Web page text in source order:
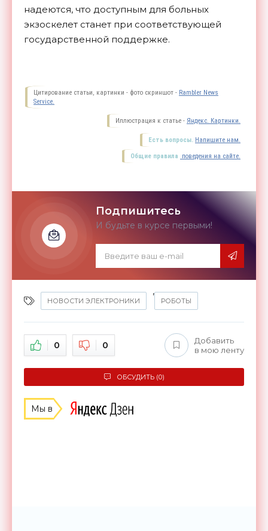
надеются, что доступным для больных
экзоскелет станет при соответствующей
государственной поддержке.
Цитирование статьи, картинки - фото скриншот - Rambler News
Service.
Иллюстрация к статье - Яндекс. Картинки.
Есть вопросы. Напишите нам.
Общие правила поведения на сайте.
Подпишитесь
И будьте в курсе первыми!
НОВОСТИ ЭЛЕКТРОНИКИ
,
РОБОТЫ
0 0
Добавить
в мою ленту
ОБСУДИТЬ (0)
Мы в